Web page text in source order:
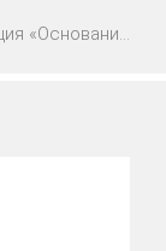
«Основания